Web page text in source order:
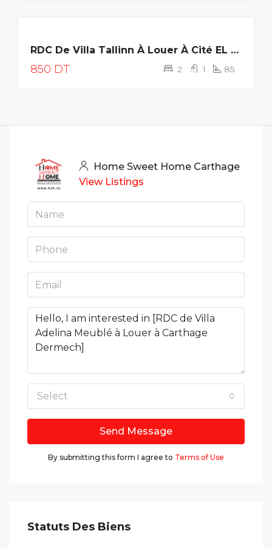
RDC De Villa Tallinn À Louer À Cité EL Ghazela
850 DT 2 1 85
Home Sweet Home Carthage
View Listings
Select
Send Message
By submitting this form I agree to Terms of Use
Statuts Des Biens